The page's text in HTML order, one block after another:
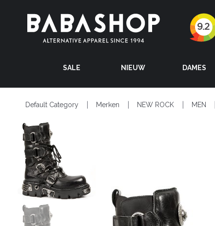
SALE NIEUW DAMES
Default Category Merken NEW ROCK MEN